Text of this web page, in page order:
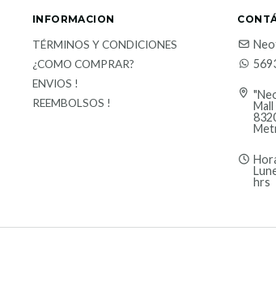
INFORMACION
TÉRMINOS Y CONDICIONES
¿COMO COMPRAR?
ENVIOS !
REEMBOLSOS !
hrs